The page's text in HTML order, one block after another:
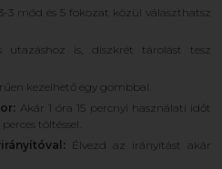
3-3 mód és 5 fokozat közül választhatsz
utazáshoz is, diszkrét tárolást tesz
kezelhető egy gombbal.
Akár 1 óra 15 percnyi használati időt
töltéssel.
Élvezd az irányítást akár